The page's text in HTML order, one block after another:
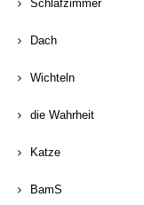
Schlafzimmer
Dach
Wichteln
die Wahrheit
Katze
BamS